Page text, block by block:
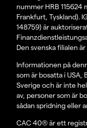
nummer HRB
Frankfurt, Tyskland).
148759) är
Den svenska filialen
Informationen på
som är bosatta i
Sverige och är inte
av, personer som är
sådan spridning eller
CAC 40® är ett